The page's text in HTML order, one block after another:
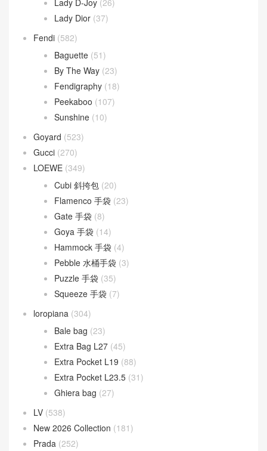
30 Montaigne(9)
Dior Bobby(4)
Dior Book Tote
Dior Caro (15)
Dior Groove (1)
Dior Saddle(1)
DIOR TOUJOURS
Lady D-Joy(26)
Fendi (582)
Baguette
By The Way (23)
Fendigraphy(18)
Peekaboo (107)
Sunshine(10)
Goyard(523)
Gucci (270)
LOEWE(349)
Cubi 斜挎包(20)
Flamenco 手袋
Gate 手袋(8)
Goya 手袋 (14)
Hammock 手袋(4)
Pebble 水桶手袋(3)
Puzzle 手袋 (35)
loropiana(304)
Bale bag